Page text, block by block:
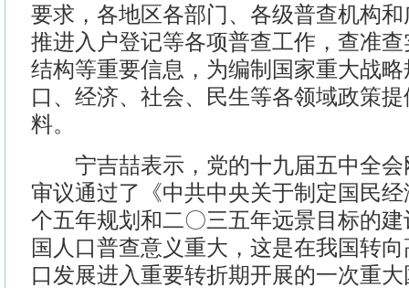
要求，各地区各部门、各级普查机构
推进入户登记等各项普查工作，查准
结构等重要信息，为编制国家重大战
口、经济、社会、民生等各领域政策
料。
宁吉喆表示，党的十九届五中全会
审议通过了《中共中央关于制定国民
个五年规划和二〇三五年远景目标的
国人口普查意义重大，这是在我国转
口发展进入重要转折期开展的一次重